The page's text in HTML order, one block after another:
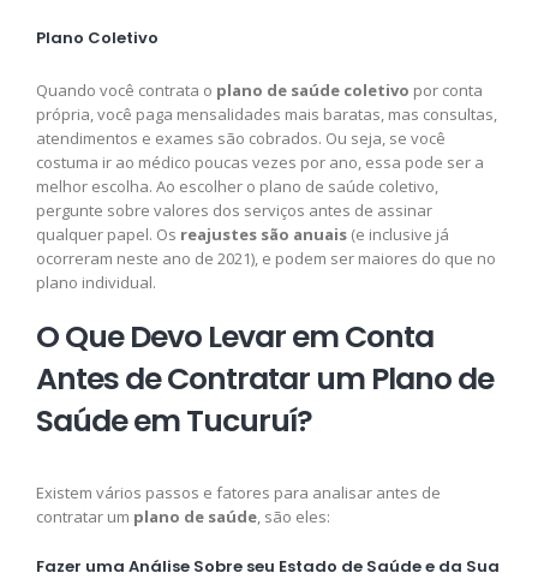
Plano Coletivo
Quando você contrata o plano de saúde coletivo por conta
própria, você paga mensalidades mais baratas, mas consultas,
atendimentos e exames são cobrados. Ou seja, se você
costuma ir ao médico poucas vezes por ano, essa pode ser a
melhor escolha. Ao escolher o plano de saúde coletivo,
pergunte sobre valores dos serviços antes de assinar
qualquer papel. Os reajustes são anuais (e inclusive já
ocorreram neste ano de 2021), e podem ser maiores do que no
plano individual.
O Que Devo Levar em Conta
Antes de Contratar um Plano de
Saúde em Tucuruí?
Existem vários passos e fatores para analisar antes de
contratar um plano de saúde, são eles:
Fazer uma Análise Sobre seu Estado de Saúde e da Sua